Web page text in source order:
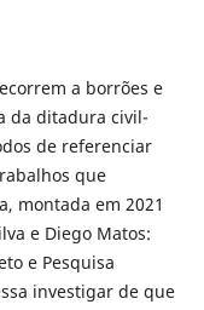
a borrões e
da ditadura civil-
de referenciar
que
montada em 2021
e Diego Matos:
e Pesquisa
investigar de que